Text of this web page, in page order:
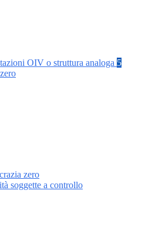
OIV o struttura analoga 5
zero
soggette a controllo